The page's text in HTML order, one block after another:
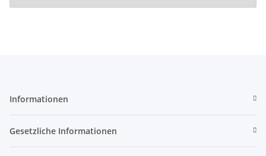
Informationen
Gesetzliche Informationen